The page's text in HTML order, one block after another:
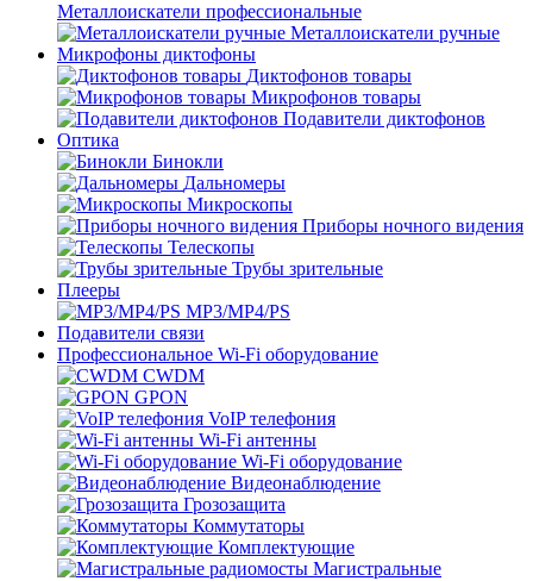
Металлоискатели профессиональные
Металлоискатели ручные
Микрофоны диктофоны
Диктофонов товары
Микрофонов товары
Подавители диктофонов
Оптика
Бинокли
Дальномеры
Микроскопы
Приборы ночного видения
Телескопы
Трубы зрительные
Плееры
MP3/MP4/PS
Подавители связи
Профессиональное Wi-Fi оборудование
CWDM
GPON
VoIP телефония
Wi-Fi антенны
Wi-Fi оборудование
Видеонаблюдение
Грозозащита
Коммутаторы
Комплектующие
Магистральные